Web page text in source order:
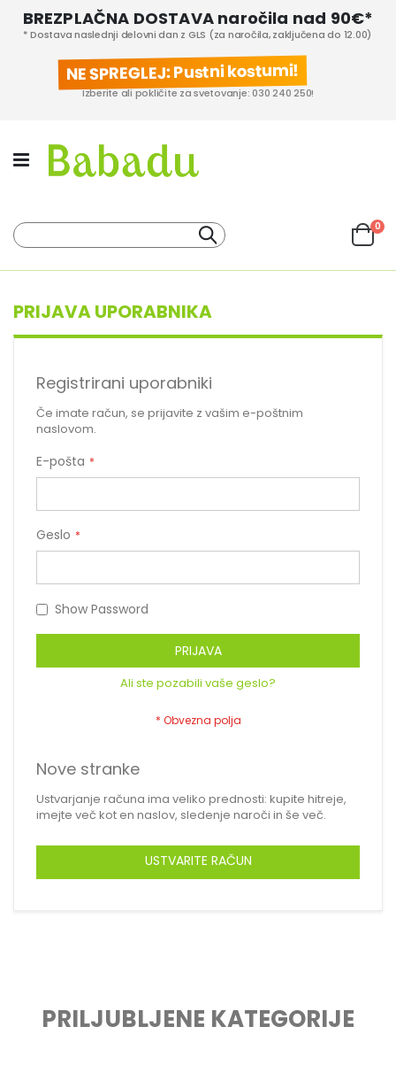
BREZPLAČNA DOSTAVA naročila nad 90€*
* Dostava naslednji delovni dan z GLS (za naročila, zaključena do 12.00)
NE SPREGLEJ: Pustni kostumi!
Izberite ali pokličite za svetovanje: 030 240 250!
Iskanje
Cart
0izd.
PRIJAVA UPORABNIKA
Registrirani uporabniki
Če imate račun, se prijavite z vašim e-poštnim
naslovom.
E-pošta
Geslo
Show Password
PRIJAVA
Ali ste pozabili vaše geslo?
Nove stranke
Ustvarjanje računa ima veliko prednosti: kupite hitreje,
imejte več kot en naslov, sledenje naroči in še več.
USTVARITE RAČUN
PRILJUBLJENE KATEGORIJE